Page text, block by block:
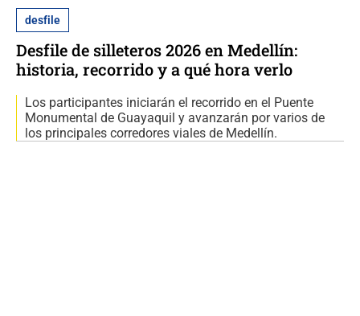
desfile
Desfile de silleteros 2026 en Medellín:
historia, recorrido y a qué hora verlo
Los participantes iniciarán el recorrido en el Puente
Monumental de Guayaquil y avanzarán por varios de
los principales corredores viales de Medellín.